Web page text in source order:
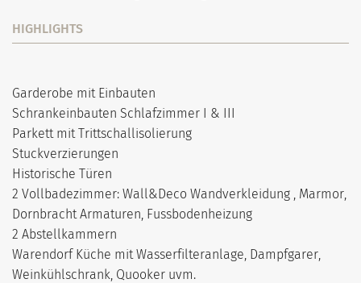
HIGHLIGHTS
Garderobe mit Einbauten
Schrankeinbauten Schlafzimmer I & III
Parkett mit Trittschallisolierung
Stuckverzierungen
Historische Türen
2 Vollbadezimmer: Wall&Deco Wandverkleidung , Marmor,
Dornbracht Armaturen, Fussbodenheizung
2 Abstellkammern
Warendorf Küche mit Wasserfilteranlage, Dampfgarer,
Weinkühlschrank, Quooker uvm.